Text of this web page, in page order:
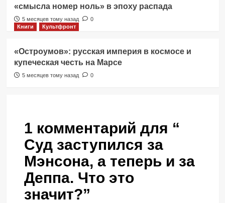
«смысла номер ноль» в эпоху распада
5 месяцев тому назад
0
Книги
Культфронт
«Остроумов»: русская империя в космосе и
купеческая честь на Марсе
5 месяцев тому назад 0
1 комментарий для “
Суд заступился за
Мэнсона, а теперь и за
Деппа. Что это
значит?”